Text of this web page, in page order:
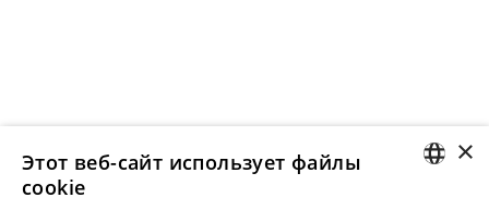
×
Этот веб-сайт использует файлы
cookie